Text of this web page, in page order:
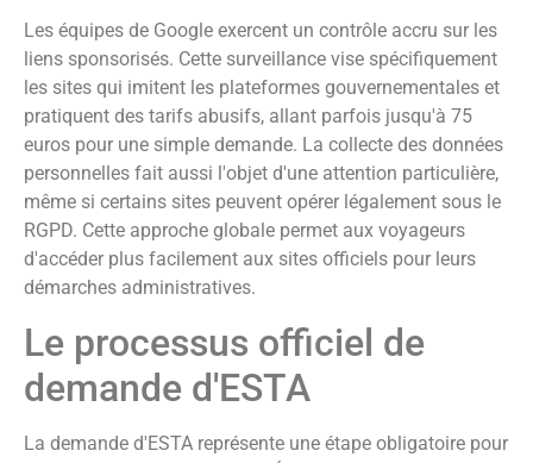
Les équipes de Google exercent un contrôle accru sur les
liens sponsorisés. Cette surveillance vise spécifiquement
les sites qui imitent les plateformes gouvernementales et
pratiquent des tarifs abusifs, allant parfois jusqu'à 75
euros pour une simple demande. La collecte des données
personnelles fait aussi l'objet d'une attention particulière,
même si certains sites peuvent opérer légalement sous le
RGPD. Cette approche globale permet aux voyageurs
d'accéder plus facilement aux sites officiels pour leurs
démarches administratives.
Le processus officiel de
demande d'ESTA
La demande d'ESTA représente une étape obligatoire pour